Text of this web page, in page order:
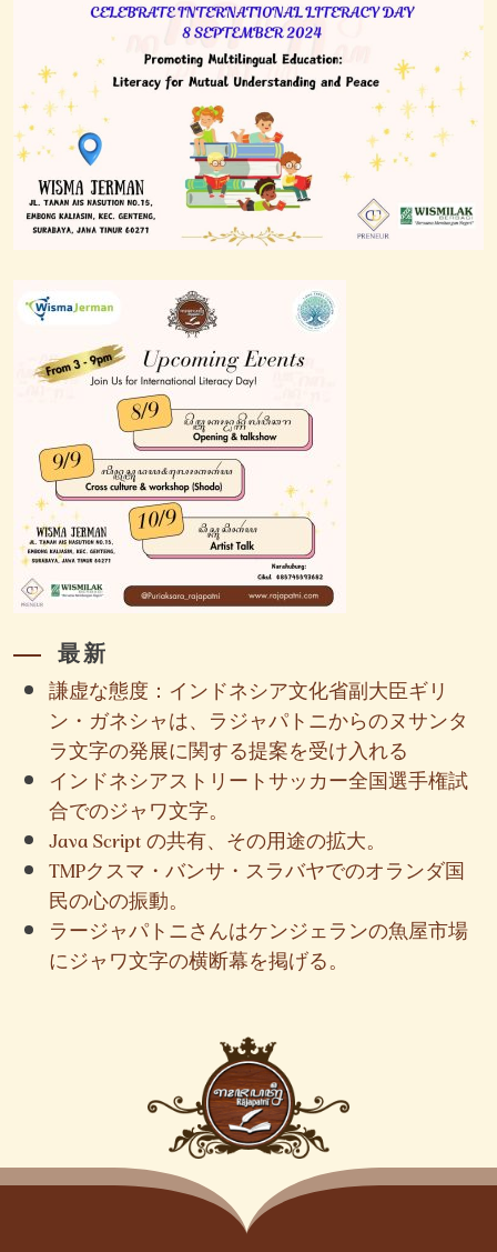
最新
謙虚な態度：インドネシア文化省副大臣ギリ
ン・ガネシャは、ラジャパトニからのヌサンタ
ラ文字の発展に関する提案を受け入れる
インドネシアストリートサッカー全国選手権試
合でのジャワ文字。
Java Script の共有、その用途の拡大。
TMPクスマ・バンサ・スラバヤでのオランダ国
民の心の振動。
ラージャパトニさんはケンジェランの魚屋市場
にジャワ文字の横断幕を掲げる。